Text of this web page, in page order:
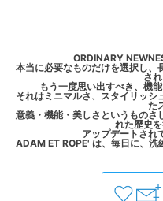
ORDINARY
本当に必要なものだけを選択し、
さ
もう一度思い出すべき、機
それはミニマルさ、スタイリッシ
た
意義・機能・美しさというものさ
れた歴史を
アップデートされ